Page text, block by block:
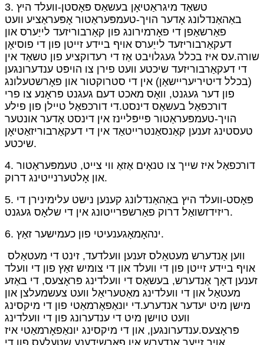
3. טשאַד מיגראַטיאָן בעשאַס פּאָסטן-וועלד היץ
באַהאַנדלונג אָדער הויך-טעמפּעראַטור אָפּעראַציע וועט
פאַרשאַפן די פאָרמירונג פון קאַרבוריזעד לייַערס און
דעקאַרבוריזעד לייַערס אויף ביידע זייטן פון די פוסיאָן
שורה.עס איז בכלל געגלויבט אַז די רעדוקציע פון ​​טשאַד אין
די דעקאַרבוריזעד שיכטע וועט פירן צו הויפּט ענדערונגען
(בכלל דיטיריעריישאַן) אין די סטרוקטור און פאָרשטעלונג
פון דער געגנט, וואָס מאכט דעם געגנט פּראָנע צו פרי
דורכפאַל בעשאַס דינסט.די דורכפאַל טיילן פון פילע
הויך-טעמפּעראַטור פּייפּליינז אין דינסט אָדער אונטער
טעסטינג זענען קאַנסאַנטרייטאַד אין די דעקאַרבוריזאַטיאָן
שיכטע.
4. דורכפאַל איז שייך צו טנאָים אַזאַ ווי צייט, טעמפּעראַטור
און אָלטערנייטינג דרוק.
5. פּאָסט-וועלד היץ באַהאַנדלונג קענען נישט עלימינירן די
ריזידזשואַל דרוק פאַרשפּרייטונג אין די שלאָס געגנט.
6. ינהאָמאָגענעיטי פון כעמישער זאַץ.
ווען אַנדערש מעטאַלס ​​זענען וועלדעד, זינט די מעטאַלס ​​
אויף ביידע זייטן פון די וועלד און די צומיש זאַץ פון די וועלד
זענען דאָך אַנדערש, בעשאַס די וועלדינג פּראָצעס, די באַזע
מעטאַל און די וועלדינג מאַטעריאַל וועט צעשמעלצן און
מישן מיט יעדער אנדערע.די יונאַפאָרמאַטי פון די מיקסינג
וועט טוישן מיט די ענדערונג פון די וועלדינג
פּראָצעס.ענדערונגען, און די מיקסינג יונאַפאָרמאַטי איז
אויך זייער אַנדערש אין פאַרשידענע שטעלעס פון די